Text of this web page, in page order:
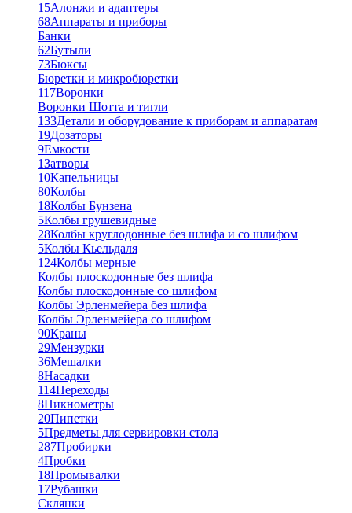
15Алонжи и адаптеры
68Аппараты и приборы
Банки
62Бутыли
73Бюксы
Бюретки и микробюретки
117Воронки
Воронки Шотта и тигли
133Детали и оборудование к приборам и аппаратам
19Дозаторы
9Емкости
1Затворы
10Капельницы
80Колбы
18Колбы Бунзена
5Колбы грушевидные
28Колбы круглодонные без шлифа и со шлифом
5Колбы Кьельдаля
124Колбы мерные
Колбы плоскодонные без шлифа
Колбы плоскодонные со шлифом
Колбы Эрленмейера без шлифа
Колбы Эрленмейера со шлифом
90Краны
29Мензурки
36Мешалки
8Насадки
114Переходы
8Пикнометры
20Пипетки
5Предметы для сервировки стола
287Пробирки
4Пробки
18Промывалки
17Рубашки
Склянки